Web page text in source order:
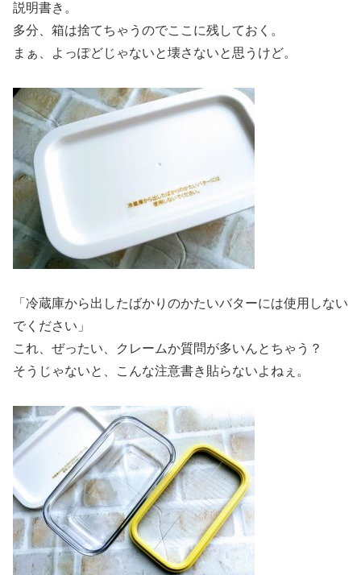
説明書き。
多分、箱は捨てちゃうのでここに残しておく。
まぁ、よっぽどじゃないと壊さないと思うけど。
「冷蔵庫から出したばかりのかたいバターには使用しない
でください」
これ、ぜったい、クレームか質問が多いんとちゃう？
そうじゃないと、こんな注意書き貼らないよねぇ。